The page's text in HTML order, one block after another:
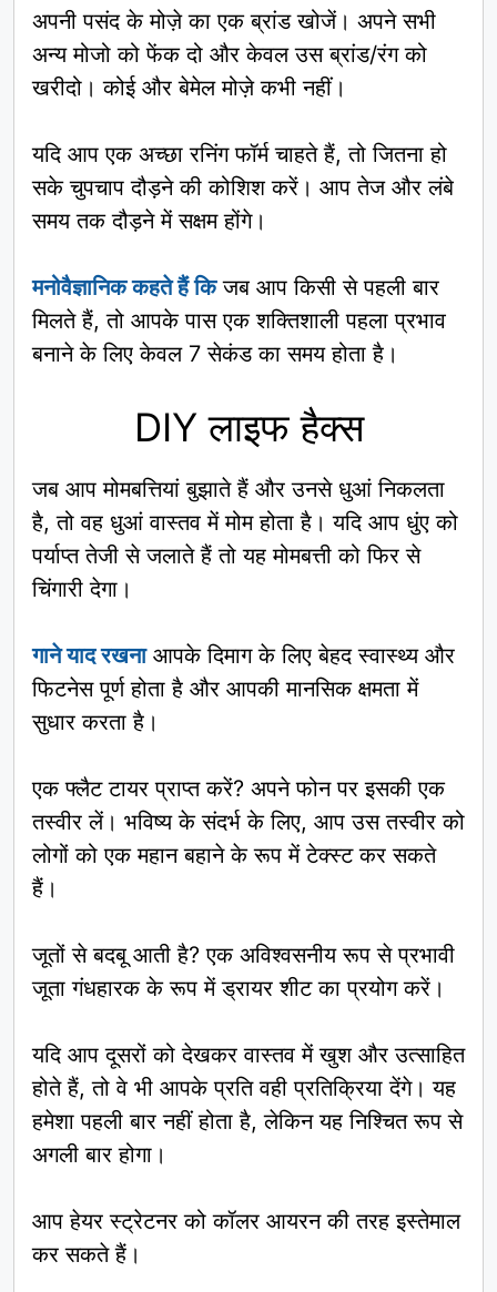
अपनी पसंद के मोज़े का एक ब्रांड खोजें। अपने सभी
अन्य मोजो को फेंक दो और केवल उस ब्रांड/रंग को
खरीदो। कोई और बेमेल मोज़े कभी नहीं।
यदि आप एक अच्छा रनिंग फॉर्म चाहते हैं, तो जितना हो
सके चुपचाप दौड़ने की कोशिश करें। आप तेज और लंबे
समय तक दौड़ने में सक्षम होंगे।
मनोवैज्ञानिक कहते हैं किजब आप किसी से पहली बार
मिलते हैं, तो आपके पास एक शक्तिशाली पहला प्रभाव
बनाने के लिए केवल 7 सेकंड का समय होता है।
DIY लाइफ हैक्स
जब आप मोमबत्तियां बुझाते हैं और उनसे धुआं निकलता
है, तो वह धुआं वास्तव में मोम होता है। यदि आप धुंए को
पर्याप्त तेजी से जलाते हैं तो यह मोमबत्ती को फिर से
चिंगारी देगा।
गाने याद रखनाआपके दिमाग के लिए बेहद स्वास्थ्य और
फिटनेस पूर्ण होता है और आपकी मानसिक क्षमता में
सुधार करता है।
एक फ्लैट टायर प्राप्त करें? अपने फोन पर इसकी एक
तस्वीर लें। भविष्य के संदर्भ के लिए, आप उस तस्वीर को
लोगों को एक महान बहाने के रूप में टेक्स्ट कर सकते
हैं।
जूतों से बदबू आती है? एक अविश्वसनीय रूप से प्रभावी
जूता गंधहारक के रूप में ड्रायर शीट का प्रयोग करें।
यदि आप दूसरों को देखकर वास्तव में खुश और उत्साहित
होते हैं, तो वे भी आपके प्रति वही प्रतिक्रिया देंगे। यह
हमेशा पहली बार नहीं होता है, लेकिन यह निश्चित रूप से
अगली बार होगा।
आप हेयर स्ट्रेटनर को कॉलर आयरन की तरह इस्तेमाल
कर सकते हैं।